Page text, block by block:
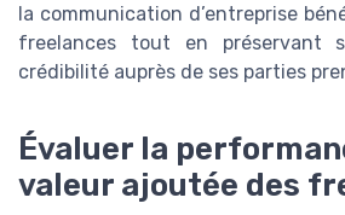
la communication d’entreprise
freelances tout en préservant
crédibilité auprès de ses parties
Évaluer la
valeur ajoutée des